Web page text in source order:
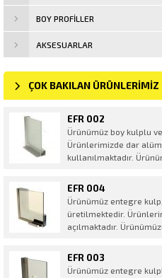
BOY PROFILLER
AKSESUARLAR
ÇOK BAKILAN ÜRÜNLERİMİZ
EFR 002
Ürünümüz boy kulplu
Ürünlerimizde dar
kullanılmaktadır.
yerleri talep
EFR 004
Ürünümüz entegre
üretilmektedir.
açılmaktadır.
EFR 003
Ürünümüz entegre